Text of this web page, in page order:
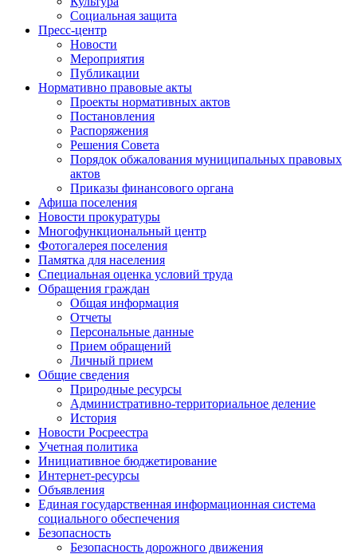
Социальная защита
Пресс-центр
Новости
Мероприятия
Публикации
Нормативно правовые акты
Проекты нормативных актов
Постановления
Распоряжения
Решения Совета
Порядок обжалования муниципальных правовых
актов
Приказы финансового органа
Афиша поселения
Новости прокуратуры
Многофункциональный центр
Фотогалерея поселения
Памятка для населения
Специальная оценка условий труда
Обращения граждан
Общая информация
Отчеты
Персональные данные
Прием обращений
Личный прием
Общие сведения
Природные ресурсы
Административно-территориальное деление
История
Новости Росреестра
Учетная политика
Инициативное бюджетирование
Интернет-ресурсы
Объявления
Единая государственная информационная система
социального обеспечения
Безопасность
Безопасность дорожного движения